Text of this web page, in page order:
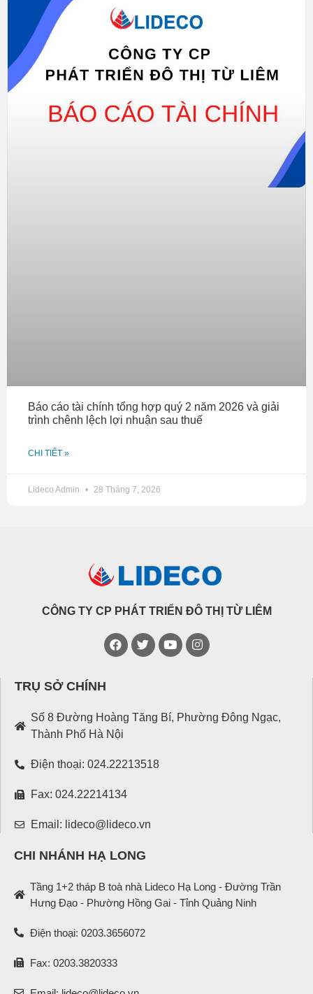
Báo cáo tài chính tổng hợp quý 2 năm 2026 và giải
trình chênh lệch lợi nhuận sau thuế
CHI TIẾT »
Lideco Admin 28 Tháng 7, 2026
CÔNG TY CP PHÁT TRIỂN ĐÔ THỊ TỪ LIÊM
TRỤ SỞ CHÍNH
Số 8 Đường Hoàng Tăng Bí, Phường Đông Ngạc,
Thành Phố Hà Nội
Điện thoại: 024.22213518
Fax: 024.22214134
Email: lideco@lideco.vn
CHI NHÁNH HẠ LONG
Tầng 1+2 tháp B toà nhà Lideco Hạ Long - Đường Trần
Hưng Đạo - Phường Hồng Gai - Tỉnh Quảng Ninh
Điện thoại: 0203.3656072
Fax: 0203.3820333